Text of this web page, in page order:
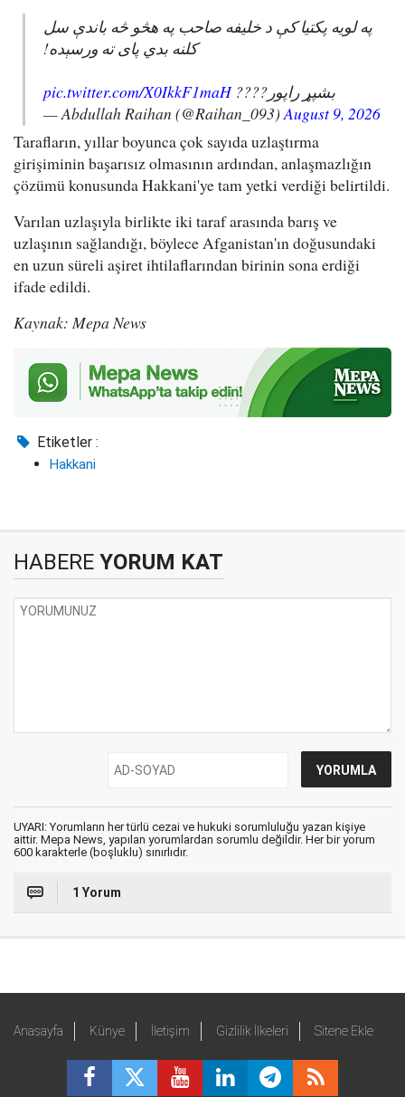
په لویه پکتیا کې د خلیفه صاحب په هڅو څه باندې سل
کلنه بدي پای ته ورسېده!
بشپړ راپور????pic.twitter.com/X0IkkF1maH
— Abdullah Raihan (@Raihan_093) August 9, 2026
Tarafların, yıllar boyunca çok sayıda uzlaştırma
girişiminin başarısız olmasının ardından, anlaşmazlığın
çözümü konusunda Hakkani'ye tam yetki verdiği belirtildi.
Varılan uzlaşıyla birlikte iki taraf arasında barış ve
uzlaşının sağlandığı, böylece Afganistan'ın doğusundaki
en uzun süreli aşiret ihtilaflarından birinin sona erdiği
ifade edildi.
Kaynak: Mepa News
Etiketler :
Hakkani
HABERE YORUM KAT
UYARI: Yorumların her türlü cezai ve hukuki sorumluluğu yazan kişiye
aittir. Mepa News, yapılan yorumlardan sorumlu değildir. Her bir yorum
600 karakterle (boşluklu) sınırlıdır.
1 Yorum
Anasayfa Künye İletişim Gizlilik İlkeleri Sitene Ekle